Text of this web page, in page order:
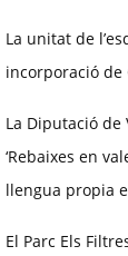
La unitat de
incorporació de
La Diputació de
‘Rebaixes en
llengua propia
El Parc Els